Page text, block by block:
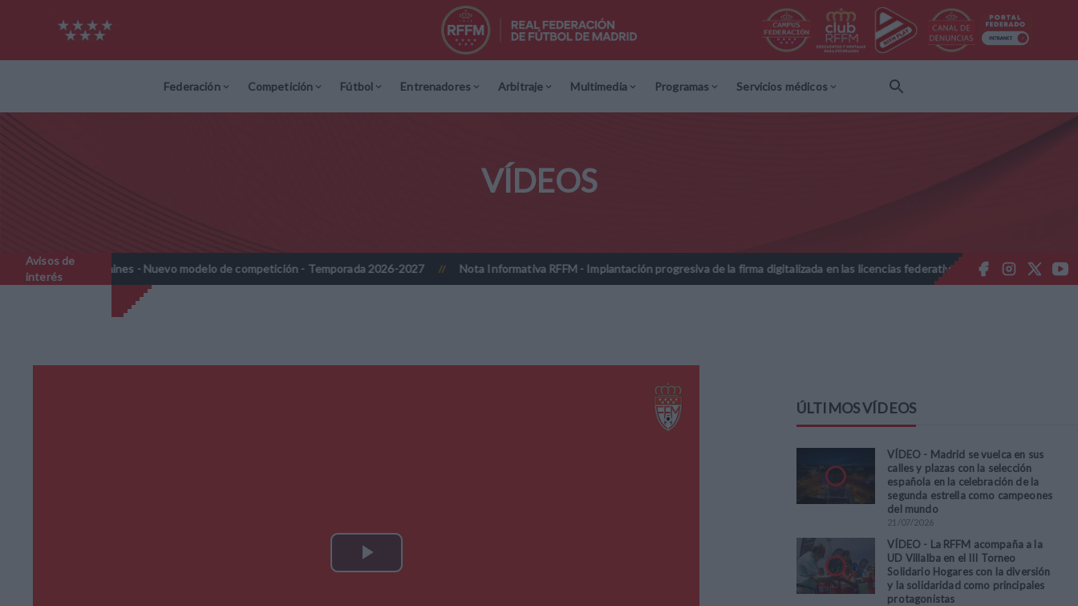
Federación Competición Fútbol Entrenadores Arbitraje Multimedia Programas Servicios médicos
VÍDEOS
Avisos de
interés
Prebenjamines - Nuevo modelo de competición - Temporada 2026-2027 // Nota Informativa RFFM - Implantación progresiva de la firma digitalizada en las licencias federativas - Temporada 2026-2027
Play
ÚLTIMOS VÍDEOS
VÍDEO - Madrid se vuelca en sus
calles y plazas con la selección
española en la celebración de la
segunda estrella como campeones
del mundo
21 /07/2026
VÍDEO - La RFFM acompaña a la
UD Villalba en el III Torneo
Solidario Hogares con la diversión
y la solidaridad como principales
protagonistas